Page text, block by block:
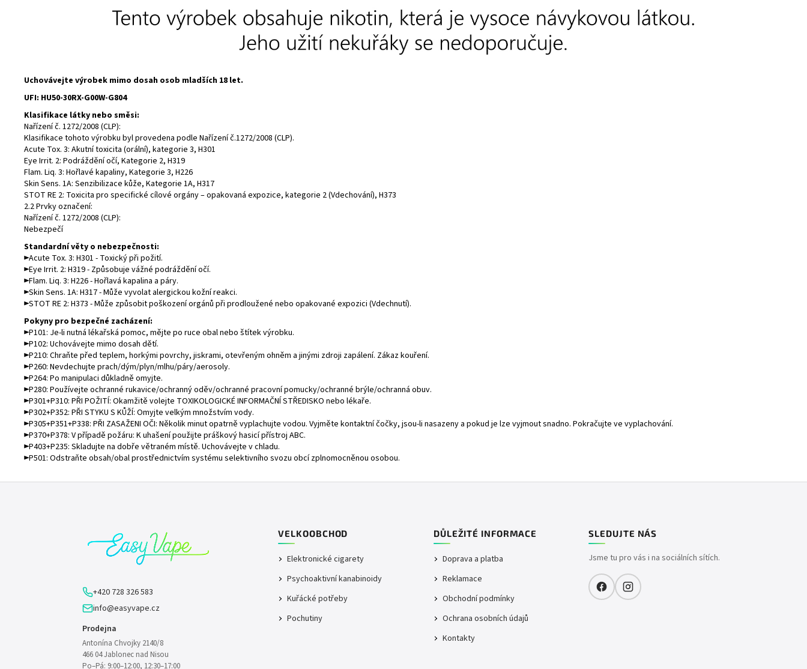
Uchovávejte výrobek mimo dosah osob mladších 18 let.
UFI: HU50-30RX-G00W-G804
Klasifikace látky nebo směsi:
Nařízení č. 1272/2008 (CLP):
Klasifikace tohoto výrobku byl provedena podle Nařízení č.1272/2008 (CLP).
Acute Tox. 3: Akutní toxicita (orální), kategorie 3, H301
Eye Irrit. 2: Podráždění očí, Kategorie 2, H319
Flam. Liq. 3: Hořlavé kapaliny, Kategorie 3, H226
Skin Sens. 1A: Senzibilizace kůže, Kategorie 1A, H317
STOT RE 2: Toxicita pro specifické cílové orgány – opakovaná expozice, kategorie 2 (Vdechování), H373
2.2 Prvky označení:
Nařízení č. 1272/2008 (CLP):
Nebezpečí
Standardní věty o nebezpečnosti:
►Acute Tox. 3: H301 - Toxický při požití.
►Eye Irrit. 2: H319 - Způsobuje vážné podráždění očí.
►Flam. Liq. 3: H226 - Hořlavá kapalina a páry.
►Skin Sens. 1A: H317 - Může vyvolat alergickou kožní reakci.
►STOT RE 2: H373 - Může způsobit poškození orgánů při prodloužené nebo opakované expozici (Vdechnutí).
Pokyny pro bezpečné zacházení:
►P101: Je-li nutná lékařská pomoc, mějte po ruce obal nebo štítek výrobku.
►P102: Uchovávejte mimo dosah dětí.
►P210: Chraňte před teplem, horkými povrchy, jiskrami, otevřeným ohněm a jinými zdroji zapálení. Zákaz kouření.
►P260: Nevdechujte prach/dým/plyn/mlhu/páry/aerosoly.
►P264: Po manipulaci důkladně omyjte.
►P280: Používejte ochranné rukavice/ochranný oděv/ochranné pracovní pomucky/ochranné brýle/ochranná obuv.
►P301+P310: PŘI POŽITÍ: Okamžitě volejte TOXIKOLOGICKÉ INFORMAČNÍ STŘEDISKO nebo lékaře.
►P302+P352: PŘI STYKU S KŮŽÍ: Omyjte velkým množstvím vody.
►P305+P351+P338: PŘI ZASAŽENI OČI: Několik minut opatrně vyplachujte vodou. Vyjměte kontaktní čočky, jsou-li nasazeny a pokud je lze vyjmout snadno. Pokračujte ve vyplachování.
►P370+P378: V případě požáru: K uhašení použijte práškový hasicí přístroj ABC.
►P403+P235: Skladujte na dobře větraném místě. Uchovávejte v chladu.
►P501: Odstraňte obsah/obal prostřednictvím systému selektivního svozu obcí zplnomocněnou osobou.
+420 728 326 583
info@easyvape.cz
Prodejna
Antonína Chvojky 2140/8
466 04 Jablonec nad Nisou
Po–Pá: 9:00–12:00, 12:30–17:00
VELKOOBCHOD
Elektronické cigarety
Psychoaktivní kanabinoidy
Kuřácké potřeby
Pochutiny
DŮLEŽITÉ INFORMACE
Doprava a platba
Reklamace
Obchodní podmínky
Ochrana osobních údajů
Kontakty
SLEDUJTE NÁS
Jsme tu pro vás i na sociálních sítích.